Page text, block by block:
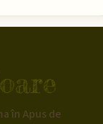
în Apus de